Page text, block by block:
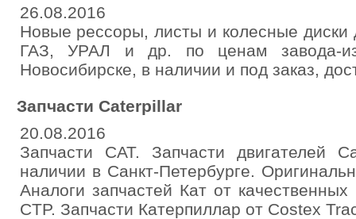
26.08.2016
Новые рессоры, листы и колесные
ГАЗ, УРАЛ и др. по ценам завода-
Новосибирске, в наличии и под заказ,
Запчасти Caterpillar
20.08.2016
Запчасти CAT. Запчасти двигателей
наличии в Санкт-Петербурге.
Аналоги запчастей Кат от
CTP. Запчасти Катерпиллар от Costex